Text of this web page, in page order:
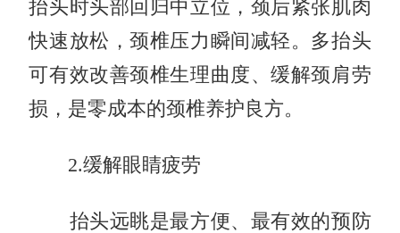
抬头时头部回归中立位，颈后紧张肌肉
快速放松，颈椎压力瞬间减轻。多抬头
可有效改善颈椎生理曲度、缓解颈肩劳
损，是零成本的颈椎养护良方。
2.缓解眼睛疲劳
抬头远眺是最方便、最有效的预防